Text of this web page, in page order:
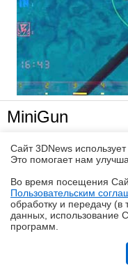
Обзор «малолитражного
MiniGun
Тому кто считает
"маленькая пушка"
вы назвал эту штуку
набиватель",
штучка эта стреляет
Соответственно
Сайт 3DNews
Это помогает нам
Во время посещения
Пользовательским
обработку и передачу (в
данных, использование
программ.